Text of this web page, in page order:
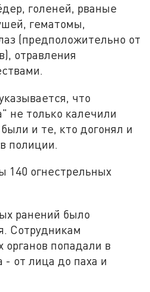
голеней, рваные
гематомы,
(предположительно от
отравления
что
не только калечили
и те, кто догонял и
полиции.
140 огнестрельных
ранений было
Сотрудникам
органов попадали в
от лица до паха и